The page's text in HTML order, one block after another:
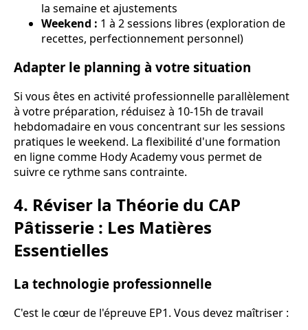
la semaine et ajustements
Weekend : 1 à 2 sessions libres (exploration de
recettes, perfectionnement personnel)
Adapter le planning à votre situation
Si vous êtes en activité professionnelle parallèlement
à votre préparation, réduisez à 10-15h de travail
hebdomadaire en vous concentrant sur les sessions
pratiques le weekend. La flexibilité d'une formation
en ligne comme Hody Academy vous permet de
suivre ce rythme sans contrainte.
4. Réviser la Théorie du CAP
Pâtisserie : Les Matières
Essentielles
La technologie professionnelle
C'est le cœur de l'épreuve EP1. Vous devez maîtriser :